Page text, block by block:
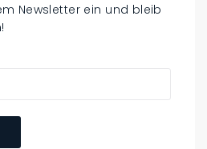
Newsletter ein und bleib